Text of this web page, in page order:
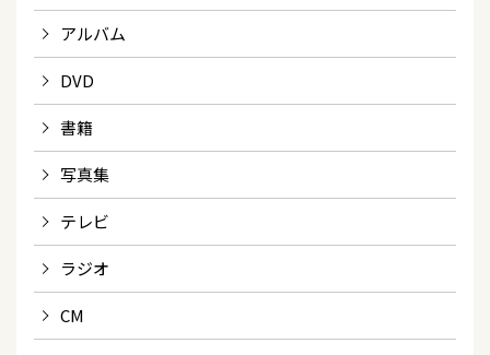
アルバム
DVD
書籍
写真集
テレビ
ラジオ
CM